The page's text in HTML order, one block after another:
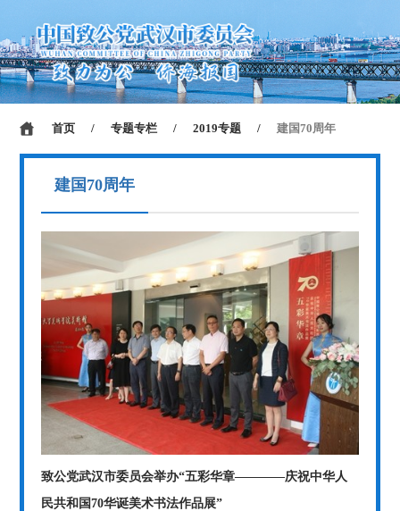
首页 / 专题专栏 / 2019专题 / 建国70周年
建国70周年
致公党武汉市委员会举办“五彩华章――――庆祝中华人
民共和国70华诞美术书法作品展”